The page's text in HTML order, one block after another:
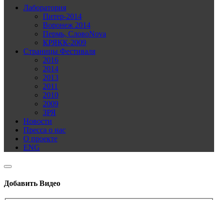
Лаборатория
Питер-2014
Воронеж 2014
Пермь, СловоNova
КРЯКК-2009
Страницы Фестиваля
2016
2014
2013
2011
2010
2009
ЗРЯ
Новости
Пресса о нас
О проекте
ENG
Добавить Видео